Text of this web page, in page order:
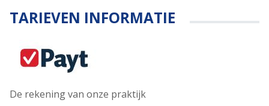
TARIEVEN INFORMATIE
De rekening van onze praktijk